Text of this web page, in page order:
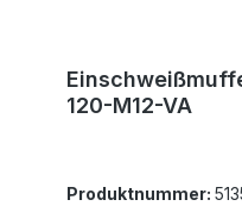
120-M12-VA
Produktnummer: